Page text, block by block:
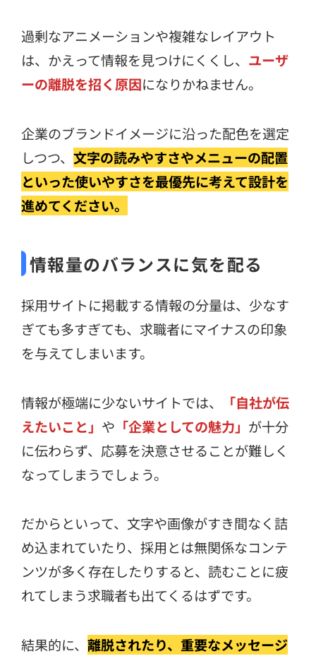
過剰なアニメーションや複雑なレイアウト
は、かえって情報を見つけにくくし、 ユーザ
ーの離脱を招く原因になりかねません。
企業のブランドイメージに沿った配色を選定
しつつ、 文字の読みやすさやメニューの配置
といった使いやすさを最優先に考えて設計を
進めてください。
情報量のバランスに気を配る
採用サイトに掲載する情報の分量は、少なす
ぎても多すぎても、求職者にマイナスの印象
を与えてしまいます。
情報が極端に少ないサイトでは、
「自社が伝
えたいこと」 や 「企業としての魅力」 が十分
に伝わらず、応募を決意させることが難しく
なってしまうでしょう。
だからといって、文字や画像がすき間なく詰
め込まれていたり、採用とは無関係なコンテ
ンツが多く存在したりすると、読むことに疲
れてしまう求職者も出てくるはずです。
結果的に、 離脱されたり、重要なメッセージ